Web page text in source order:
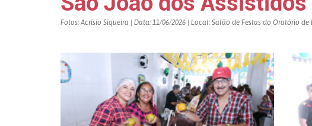
Fotos: Acrísio Siqueira | Data: 11/06/2026 | Local: Salão de Festas do Oratório